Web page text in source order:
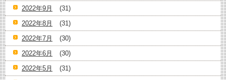
2022年9月
(31)
2022年8月
(31)
2022年7月
(30)
2022年6月
(30)
2022年5月
(31)